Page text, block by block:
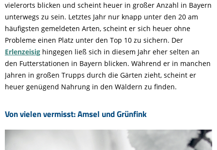
vielerorts blicken und scheint heuer in großer Anzahl in Bayern
unterwegs zu sein. Letztes Jahr nur knapp unter den 20 am
häufigsten gemeldeten Arten, scheint er sich heuer ohne
Probleme einen Platz unter den Top 10 zu sichern. Der
Erlenzeisig hingegen ließ sich in diesem Jahr eher selten an
den Futterstationen in Bayern blicken. Während er in manchen
Jahren in großen Trupps durch die Gärten zieht, scheint er
heuer genügend Nahrung in den Wäldern zu finden.
Von vielen vermisst: Amsel und Grünfink